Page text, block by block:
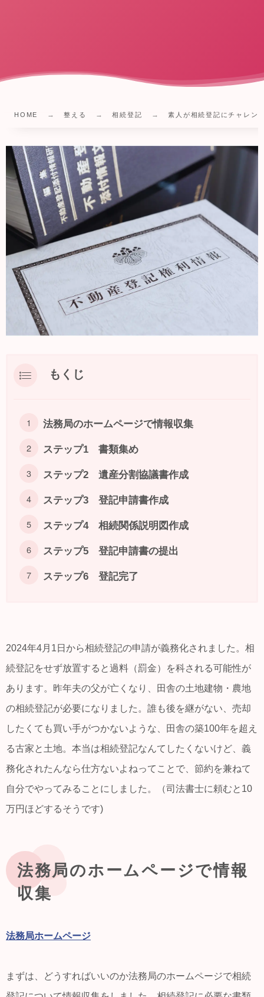
HOME 整える 相続登記 素人が相続登記にチャレン
もくじ
法務局のホームページで情報収集
ステップ1 書類集め
ステップ2 遺産分割協議書作成
ステップ3 登記申請書作成
ステップ4 相続関係説明図作成
ステップ5 登記申請書の提出
ステップ6 登記完了
2024年4月1日から相続登記の申請が義務化されました。相
続登記をせず放置すると過料（罰金）を科される可能性が
あります。昨年夫の父が亡くなり、田舎の土地建物・農地
の相続登記が必要になりました。誰も後を継がない、売却
したくても買い手がつかないような、田舎の築100年を超え
る古家と土地。本当は相続登記なんてしたくないけど、義
務化されたんなら仕方ないよねってことで、節約を兼ねて
自分でやってみることにしました。（司法書士に頼むと10
万円ほどするそうです)
法務局のホームページで情報
収集
法務局ホームページ
まずは、どうすればいいのか法務局のホームページで相続